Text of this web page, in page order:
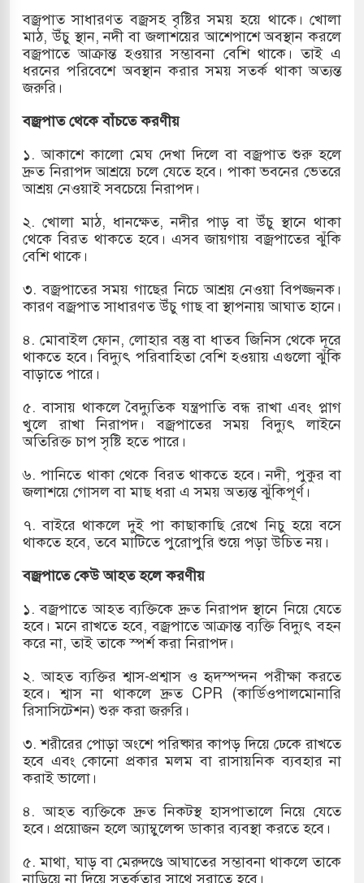
নিয়ন্ত্রণে দেড় হাজার মসজিদ থেকে মাইক
গুলিতে শিক্ষক নিহত, হামলাকারীর আত্মহত্যা
মধ্যপ্রাচ্যে ব্ল্যাকআউটের কঠোর হুঁশিয়ারি ইরানের
বিমানবন্দরের নিরাপত্তা তল্লাশিতে ছাড় দেওয়া হবে না:
দক্ষিণ কোরিয়ার বন্দি ২৫ শতাংশ বেড়েছে
বজ্রপাত সাধারণত বজ্রসহ বৃষ্টির সময় হয়ে থাকে। খোলা
মাঠ, উঁচু স্থান, নদী বা জলাশয়ের আশেপাশে অবস্থান করলে
বজ্রপাতে আক্রান্ত হওয়ার সম্ভাবনা বেশি থাকে। তাই এ
ধরনের পরিবেশে অবস্থান করার সময় সতর্ক থাকা অত্যন্ত
জরুরি।
বজ্রপাত থেকে বাঁচতে করণীয়
১. আকাশে কালো মেঘ দেখা দিলে বা বজ্রপাত শুরু হলে
দ্রুত নিরাপদ আশ্রয়ে চলে যেতে হবে। পাকা ভবনের ভেতরে
আশ্রয় নেওয়াই সবচেয়ে নিরাপদ।
২. খোলা মাঠ, ধানক্ষেত, নদীর পাড় বা উঁচু স্থানে থাকা
থেকে বিরত থাকতে হবে। এসব জায়গায় বজ্রপাতের ঝুঁকি
বেশি থাকে।
৩. বজ্রপাতের সময় গাছের নিচে আশ্রয় নেওয়া বিপজ্জনক।
কারণ বজ্রপাত সাধারণত উঁচু গাছ বা স্থাপনায় আঘাত হানে।
৪. মোবাইল ফোন, লোহার বস্তু বা ধাতব জিনিস থেকে দূরে
থাকতে হবে। বিদ্যুৎ পরিবাহিতা বেশি হওয়ায় এগুলো ঝুঁকি
বাড়াতে পারে।
৫. বাসায় থাকলে বৈদ্যুতিক যন্ত্রপাতি বন্ধ রাখা এবং প্লাগ
খুলে রাখা নিরাপদ। বজ্রপাতের সময় বিদ্যুৎ লাইনে
অতিরিক্ত চাপ সৃষ্টি হতে পারে।
৬. পানিতে থাকা থেকে বিরত থাকতে হবে। নদী, পুকুর বা
জলাশয়ে গোসল বা মাছ ধরা এ সময় অত্যন্ত ঝুঁকিপূর্ণ।
৭. বাইরে থাকলে দুই পা কাছাকাছি রেখে নিচু হয়ে বসে
থাকতে হবে, তবে মাটিতে পুরোপুরি শুয়ে পড়া উচিত নয়।
বজ্রপাতে কেউ আহত হলে করণীয়
১. বজ্রপাতে আহত ব্যক্তিকে দ্রুত নিরাপদ স্থানে নিয়ে যেতে
হবে। মনে রাখতে হবে, বজ্রপাতে আক্রান্ত ব্যক্তি বিদ্যুৎ বহন
করে না, তাই তাকে স্পর্শ করা নিরাপদ।
২. আহত ব্যক্তির শ্বাস-প্রশ্বাস ও হৃদস্পন্দন পরীক্ষা করতে
হবে। শ্বাস না থাকলে দ্রুত CPR (কার্ডিওপালমোনারি
রিসাসিটেশন) শুরু করা জরুরি।
৩. শরীরের পোড়া অংশে পরিষ্কার কাপড় দিয়ে ঢেকে রাখতে
হবে এবং কোনো প্রকার মলম বা রাসায়নিক ব্যবহার না
করাই ভালো।
৪. আহত ব্যক্তিকে দ্রুত নিকটস্থ হাসপাতালে নিয়ে যেতে
হবে। প্রয়োজন হলে অ্যাম্বুলেন্স ডাকার ব্যবস্থা করতে হবে।
৫. মাথা, ঘাড় বা মেরুদণ্ডে আঘাতের সম্ভাবনা থাকলে তাকে
নাড়িয়ে না দিয়ে সতর্কতার সাথে সরাতে হবে।